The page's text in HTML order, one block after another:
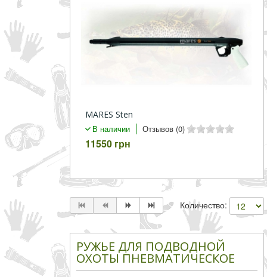
MARES Sten
В наличии
Отзывов (0)
11550 грн
Количество:
РУЖЬЕ ДЛЯ ПОДВОДНОЙ
ОХОТЫ ПНЕВМАТИЧЕСКОЕ